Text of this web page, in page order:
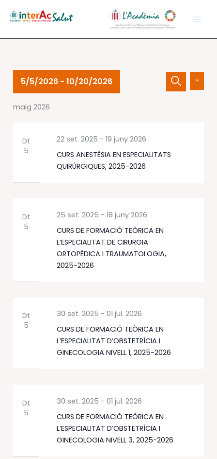
Esdeveniments
Navegació
visualCercade
Llista
5/5/2026 - 10/20/2026
una
maig 2026
Dt
5
CURS ANESTÈSIA EN ESPECIALITATS
QUIRÚRGIQUES, 2025-2026
22 set. 2025 - 19 juny 2026
Dt
5
CURS DE FORMACIÓ TEÒRICA EN
L’ESPECIALITAT DE CIRURGIA
ORTOPÈDICA I TRAUMATOLOGIA,
2025-2026
25 set. 2025 - 18 juny 2026
Dt
5
CURS DE FORMACIÓ TEÒRICA EN
L’ESPECIALITAT D’OBSTETRÍCIA I
GINECOLOGIA NIVELL 1, 2025-2026
30 set. 2025 - 01 jul. 2026
Dt
5
CURS DE FORMACIÓ TEÒRICA EN
L’ESPECIALITAT D’OBSTETRÍCIA I
GINECOLOGIA NIVELL 3, 2025-2026
30 set. 2025 - 01 jul. 2026